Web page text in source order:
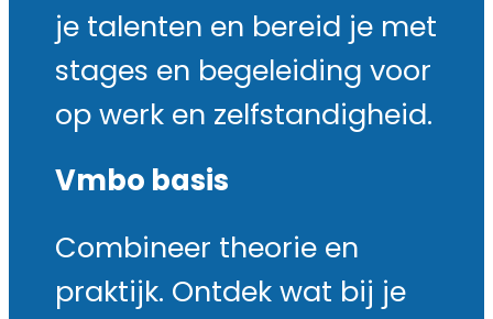
je talenten en bereid je met
stages en begeleiding voor
op werk en zelfstandigheid.
Vmbo basis
Combineer theorie en
praktijk. Ontdek wat bij je